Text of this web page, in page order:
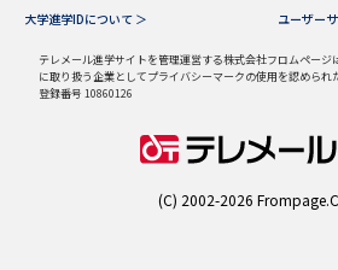
新生活お役立ちガイド
大学で学びたい学問発見
大学進学IDについて ＞
ユーザー
テレメール進学サイトを管理運営する株式会社フロムページ
に取り扱う企業としてプライバシーマークの使用を認められ
登録番号 10860126
(C) 2002-2026